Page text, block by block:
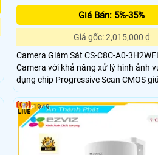
Giá Bán: 5%-35%
Giá gốc: 2,015,000 ₫
Camera Giám Sát CS-C8C-A0-
Camera với khả năng xử lý hình ảnh
dụng chip Progressive Scan CMOS
hình ảnh rõ ràng và chi tiết. Với công nghệ giám
sát ban đêm Hồng Ngoại 30m,
quan sát trong môi trường tối mà
sáng ngoại vi.0 MP
1949